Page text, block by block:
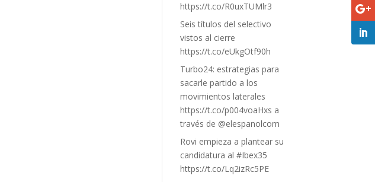
https://t.co/R0uxTUMlr3
Seis títulos del selectivo
vistos al cierre
https://t.co/eUkgOtf90h
Turbo24: estrategias para
sacarle partido a los
movimientos laterales
https://t.co/p004voaHxs a
través de @elespanolcom
Rovi empieza a plantear su
candidatura al #Ibex35
https://t.co/Lq2izRc5PE